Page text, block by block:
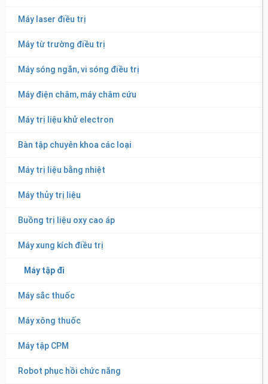
Hệ thống huấn luyện dáng đi khung đôi + bàn rung giảm áp
(Model: Pneu weight+ pneuVibe)
RUNNER S.R.L/ Ý
Máy laser điều trị
Máy từ trường điều trị
Máy sóng ngắn, vi sóng điều trị
Máy điện châm, máy châm cứu
Máy trị liệu khử electron
Bàn tập chuyên khoa các loại
Máy trị liệu bằng nhiệt
Máy thủy trị liệu
Buồng trị liệu oxy cao áp
Máy xung kích điều trị
Máy tập đi
Máy sắc thuốc
Máy xông thuốc
Máy tập CPM
Robot phục hồi chức năng